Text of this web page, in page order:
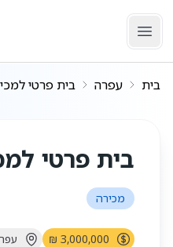
בית עפרה בית פרטי
בית פרטי
מכירה
3,000,000 ₪